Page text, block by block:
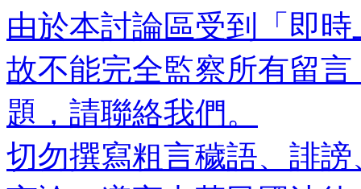
由於本討論區受到「即
故不能完全監察所有留
題，請聯絡我們。
切勿撰寫粗言穢語、誹